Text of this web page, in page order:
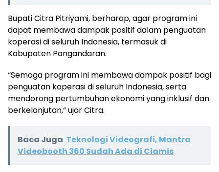
Bupati Citra Pitriyami, berharap, agar program ini
dapat membawa dampak positif dalam penguatan
koperasi di seluruh Indonesia, termasuk di
Kabupaten Pangandaran.
“Semoga program ini membawa dampak positif bagi
penguatan koperasi di seluruh Indonesia, serta
mendorong pertumbuhan ekonomi yang inklusif dan
berkelanjutan,” ujar Citra.
Baca Juga Teknologi Videografi, Mantra
Videobooth 360 Sudah Ada di Ciamis